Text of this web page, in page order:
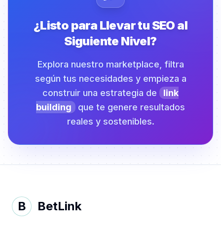
¿Listo para Llevar tu SEO al
Siguiente Nivel?
Explora nuestro marketplace, filtra
según tus necesidades y empieza a
construir una estrategia de
link
building
que te genere resultados
reales y sostenibles.
B BetLink